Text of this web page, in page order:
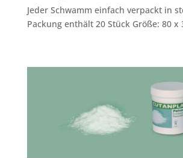
Jeder Schwamm einfach verpackt in
Packung enthält 20 Stück Größe: 80 x